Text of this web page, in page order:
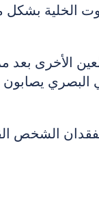
الخلية بشكل
الأخرى بعد
لفقدان الشخص